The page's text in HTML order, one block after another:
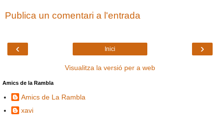
Publica un comentari a l'entrada
‹ ›
Inici
Visualitza la versió per a web
Amics de la Rambla
Amics de La Rambla
xavi